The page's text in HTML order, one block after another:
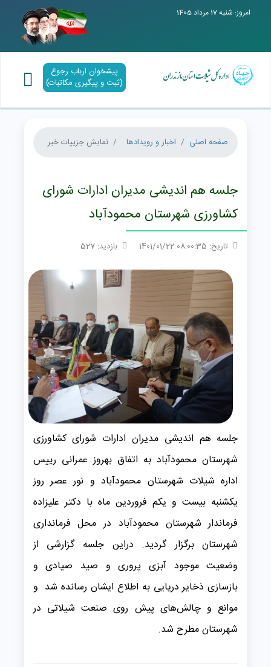
امروز: شنبه 17 مرداد 1405
پیشخوان ارباب رجوع
(ثبت و پیگیری مکاتبات)
صفحه اصلی اخبار و رویدادها نمایش جزییات خبر
جلسه هم اندیشی مدیران ادارات شورای
کشاورزی شهرستان محمودآباد
تاریخ: 08:00:35 1401/01/22 بازدید: 527
جلسه هم اندیشی مدیران ادارات شورای کشاورزی
شهرستان محمودآباد به اتفاق بهروز عمرانی رییس
اداره شیلات شهرستان محمودآباد و نور عصر روز
یکشنبه بیست و یکم فروردین ماه با دکتر علیزاده
فرماندار شهرستان محمودآباد در محل فرمانداری
شهرستان برگزار گردید. دراین جلسه گزارشی از
وضعیت موجود آبزی پروری و صید صیادی و
بازسازی ذخایر دریایی به اطلاع ایشان رسانده شد و
موانع و چالش‌های پیش روی صنعت شیلاتی در
شهرستان مطرح شد.